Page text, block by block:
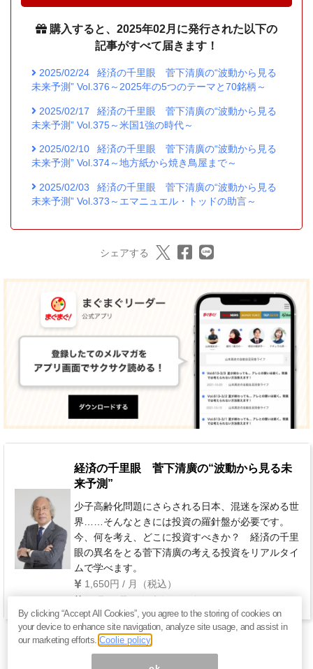
購入すると、2025年02月に発行された以下の
記事がすべて届きます！
2025/02/24
経済の千里眼 菅下清廣の“波動から見る
未来予測” Vol.376～2025年の5つのテーマと70銘柄～
2025/02/17
経済の千里眼 菅下清廣の“波動から見る
未来予測” Vol.375～米国1強の時代～
2025/02/10
経済の千里眼 菅下清廣の“波動から見る
未来予測” Vol.374～地方紙から焼き鳥屋まで～
2025/02/03
経済の千里眼 菅下清廣の“波動から見る
未来予測” Vol.373～エマニュエル・トッドの助言～
シェアする
経済の千里眼 菅下清廣の“波動から見る未
来予測”
少子高齢化問題にさらされる日本、混迷を深める世
界……そんなときには投資の羅針盤が必要です。
今、何を考え、どこに投資すべきか？ 経済の千里
眼の異名をとる菅下清廣の考える投資をリアルタイ
ムで学べます。
1,650円 / 月（税込）
By clicking “Accept All Cookies”, you agree to the storing of cookies on
your device to enhance site navigation, analyze site usage, and assist in
our marketing efforts.Coolie policy